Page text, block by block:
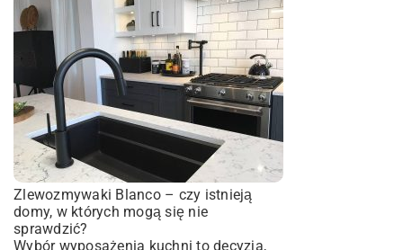
Zlewozmywaki Blanco – czy istnieją
domy, w których mogą się nie
sprawdzić?
Wybór wyposażenia kuchni to decyzja,